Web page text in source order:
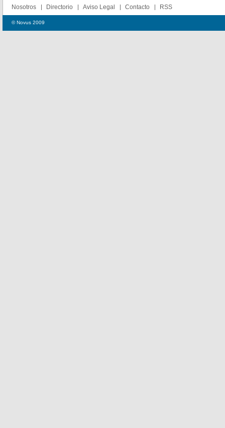
Nosotros Directorio Aviso Legal Contacto RSS
© Novus 2009